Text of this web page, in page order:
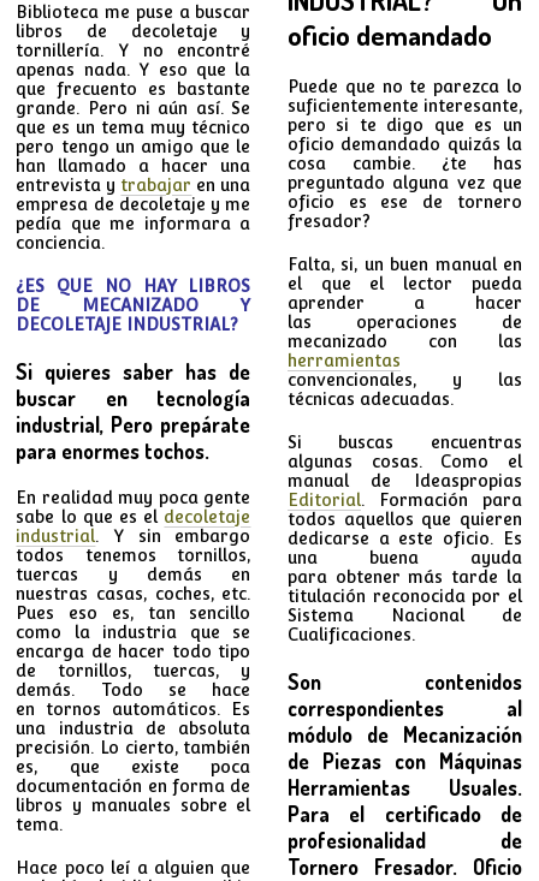
Biblioteca me puse a buscar
libros de decoletaje y
tornillería. Y no encontré
apenas nada. Y eso que la
que frecuento es bastante
grande. Pero ni aún así. Se
que es un tema muy técnico
pero tengo un amigo que le
han llamado a hacer una
entrevista y trabajar en una
empresa de decoletaje y me
pedía que me informara a
conciencia.
¿ES QUE NO HAY LIBROS
DE MECANIZADO Y
DECOLETAJE INDUSTRIAL?
Si quieres saber has de
buscar en tecnología
industrial, Pero prepárate
para enormes tochos.
En realidad muy poca gente
sabe lo que es el decoletaje
industrial. Y sin embargo
todos tenemos tornillos,
tuercas y demás en
nuestras casas, coches, etc.
Pues eso es, tan sencillo
como la industria que se
encarga de hacer todo tipo
de tornillos, tuercas, y
demás. Todo se hace
en tornos automáticos. Es
una industria de absoluta
precisión. Lo cierto, también
es, que existe poca
documentación en forma de
libros y manuales sobre el
tema.
Hace poco leí a alguien que
oficio demandado
Puede que no te parezca lo
suficientemente interesante,
pero si te digo que es un
oficio demandado quizás la
cosa cambie. ¿te has
preguntado alguna vez que
oficio es ese de tornero
fresador?
Falta, si, un buen manual en
el que el lector pueda
aprender a hacer
las operaciones de
mecanizado con las
herramientas
convencionales, y las
técnicas adecuadas.
Si buscas encuentras
algunas cosas. Como el
manual de Ideaspropias
Editorial. Formación para
todos aquellos que quieren
dedicarse a este oficio. Es
una buena ayuda
para obtener más tarde la
titulación reconocida por el
Sistema Nacional de
Cualificaciones.
Son contenidos
correspondientes al
módulo de Mecanización
de Piezas con Máquinas
Herramientas Usuales.
Para el certificado de
profesionalidad de
Tornero Fresador. Oficio